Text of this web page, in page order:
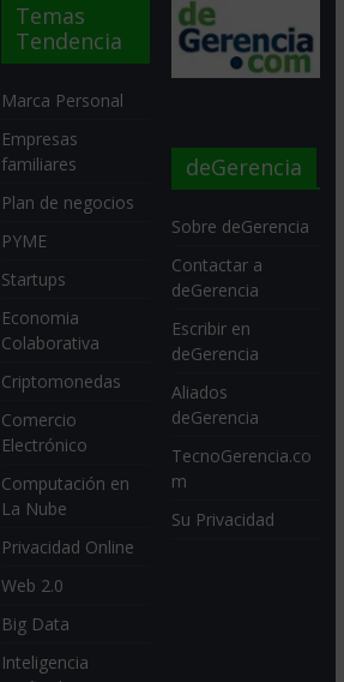
Temas
Tendencia
Marca Personal
Empresas
familiares
Plan de negocios
PYME
Startups
Economia
Colaborativa
Criptomonedas
Comercio
Electrónico
Computación en
La Nube
Privacidad Online
Web 2.0
Big Data
Inteligencia
deGerencia
Sobre deGerencia
Contactar a
deGerencia
Escribir en
deGerencia
Aliados
deGerencia
TecnoGerencia.co
m
Su Privacidad